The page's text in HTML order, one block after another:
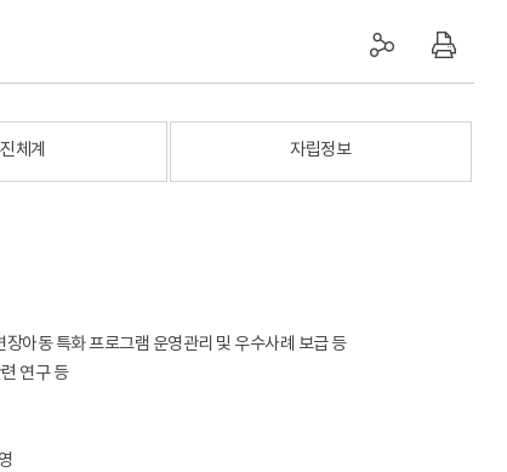
체계 자립정보
아동 특화 프로그램 운영관리 및 우수사례 보급 등
연구 등